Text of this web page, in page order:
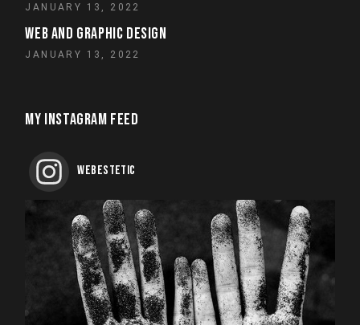
JANUARY 13, 2022
WEB AND GRAPHIC DESIGN
JANUARY 13, 2022
MY INSTAGRAM FEED
WEBESTETIC